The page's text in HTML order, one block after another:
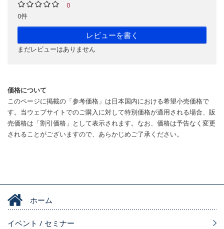
0
0件
レビューを書く
まだレビューはありません
価格について
このページに掲載の「参考価格」は日本国内における希望小売価格で
す。当ウェブサイトでのご購入に対して特別価格が適用される場合、販
売価格は「割引価格」として表示されます。なお、価格は予告なく変更
されることがございますので、あらかじめご了承ください。
ホーム
イベント / セミナー